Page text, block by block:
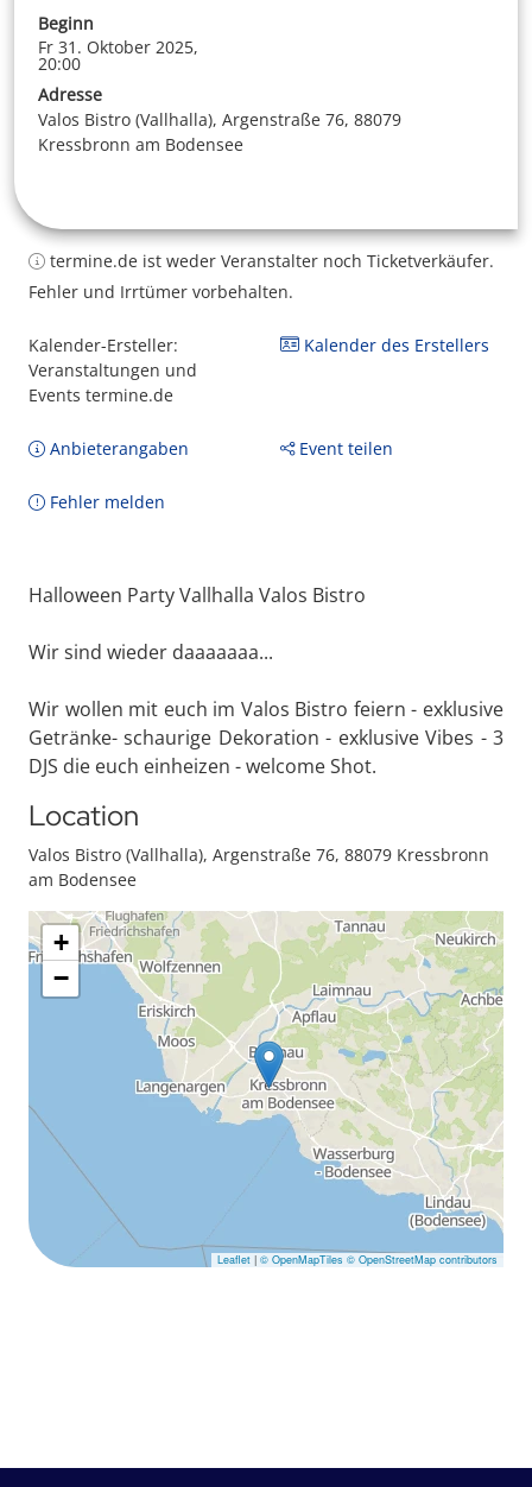
Beginn
Fr 31. Oktober 2025,
20:00
Adresse
Valos Bistro (Vallhalla), Argenstraße 76, 88079
Kressbronn am Bodensee
termine.de ist weder Veranstalter noch Ticketverkäufer.
Fehler und Irrtümer vorbehalten.
Kalender-Ersteller:
Veranstaltungen und
Events termine.de
Kalender des Erstellers
Anbieterangaben Event teilen
Fehler melden
Halloween Party Vallhalla Valos Bistro
Wir sind wieder daaaaaaa...
Wir wollen mit euch im Valos Bistro feiern - exklusive
Getränke- schaurige Dekoration - exklusive Vibes - 3
DJS die euch einheizen - welcome Shot.
Location
Valos Bistro (Vallhalla), Argenstraße 76, 88079 Kressbronn
am Bodensee
+
−
Leaflet | © OpenMapTiles © OpenStreetMap contributors